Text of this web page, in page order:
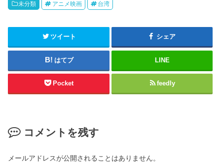
未分類 アニメ映画 台湾
ツイート シェア
はてブ LINE
Pocket feedly
コメントを残す
メールアドレスが公開されることはありません。